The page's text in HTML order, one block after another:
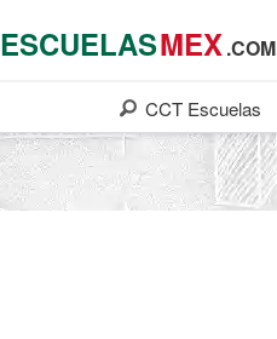
ESCUELASMEX.COM
CCT Escuelas